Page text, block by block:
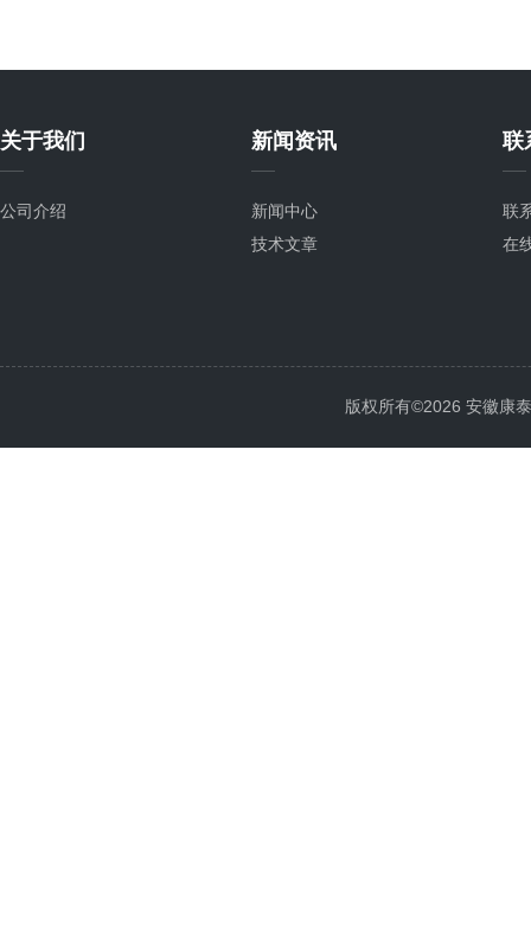
关于我们
公司介绍
新闻资讯
新闻中心
技术文章
联
联
在
版权所有©2026 安徽康